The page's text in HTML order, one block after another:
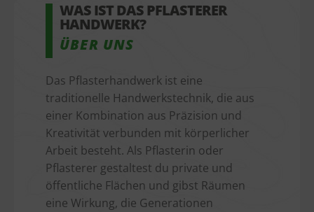
ÜBER UNS
WAS IST DAS PFLASTERER
HANDWERK?
Das Pflasterhandwerk ist eine
traditionelle Handwerkstechnik, die aus
einer Kombination aus Präzision und
Kreativität verbunden mit körperlicher
Arbeit besteht. Als Pflasterin oder
Pflasterer gestaltest du private und
öffentliche Flächen und gibst Räumen
eine Wirkung, die Generationen